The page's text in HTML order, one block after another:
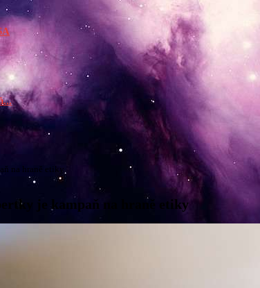
na hraně etiky
je kampaň na hraně etiky